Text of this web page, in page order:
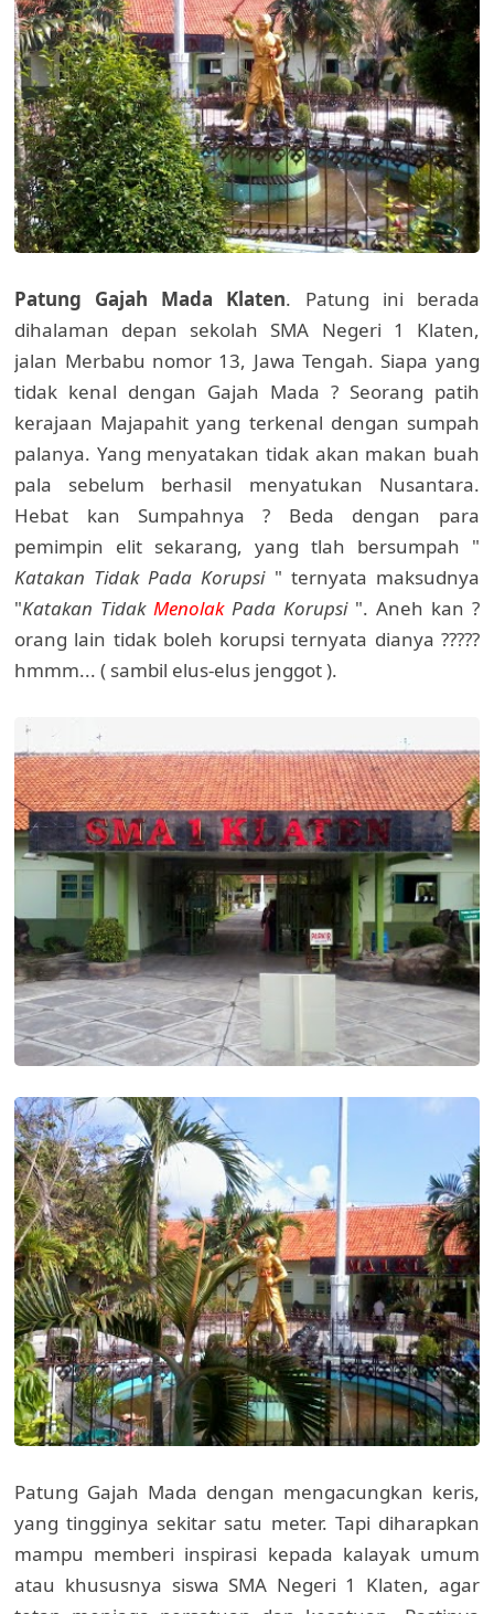
Patung Gajah Mada Klaten. Patung ini berada
dihalaman depan sekolah SMA Negeri 1 Klaten,
jalan Merbabu nomor 13, Jawa Tengah. Siapa yang
tidak kenal dengan Gajah Mada ? Seorang patih
kerajaan Majapahit yang terkenal dengan sumpah
palanya. Yang menyatakan tidak akan makan buah
pala sebelum berhasil menyatukan Nusantara.
Hebat kan Sumpahnya ? Beda dengan para
pemimpin elit sekarang, yang tlah bersumpah "
Katakan Tidak Pada Korupsi" ternyata maksudnya
"Katakan TidakMenolakPada Korupsi". Aneh kan ?
orang lain tidak boleh korupsi ternyata dianya ?????
hmmm... ( sambil elus-elus jenggot ).
Patung Gajah Mada dengan mengacungkan keris,
yang tingginya sekitar satu meter. Tapi diharapkan
mampu memberi inspirasi kepada kalayak umum
atau khususnya siswa SMA Negeri 1 Klaten, agar